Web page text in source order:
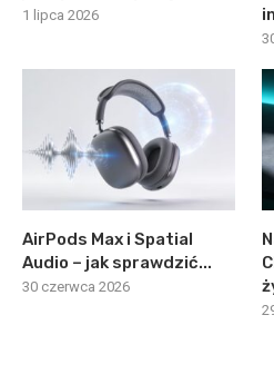
1 lipca 2026
AirPods Max i Spatial
Audio – jak sprawdzić...
30 czerwca 2026